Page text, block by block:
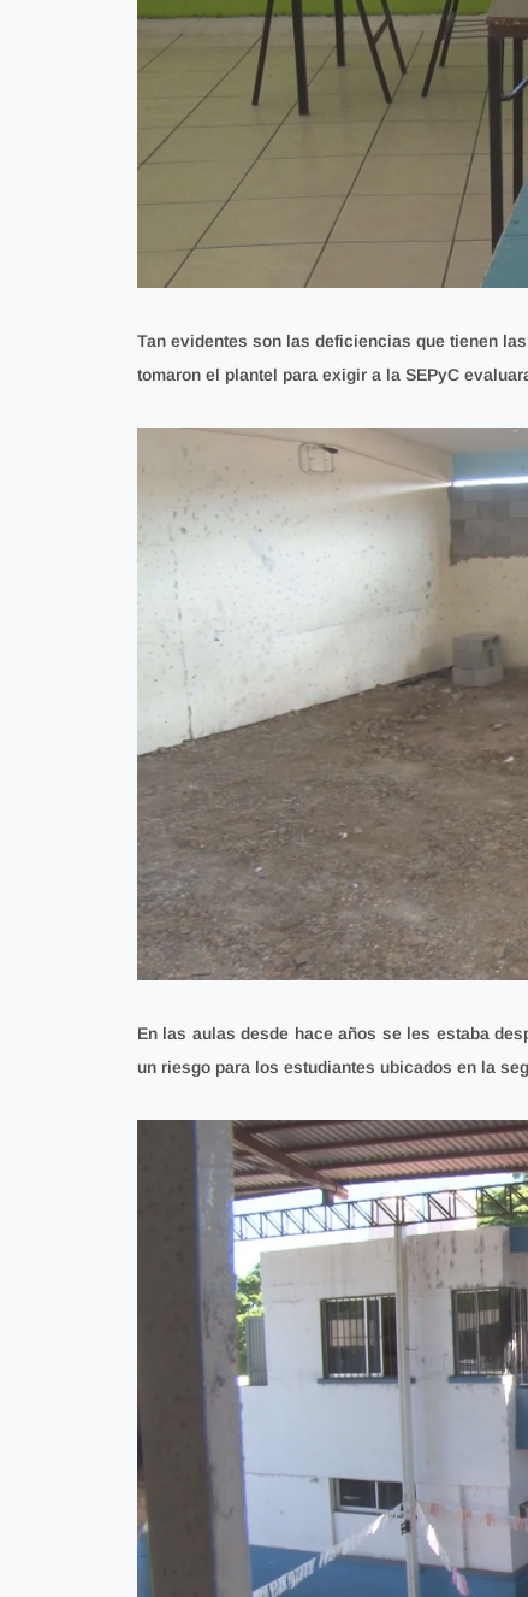
Tan evidentes son las deficiencias que tienen
tomaron el plantel para exigir a la SEPyC
En las aulas desde hace años se les estaba
un riesgo para los estudiantes ubicados en la